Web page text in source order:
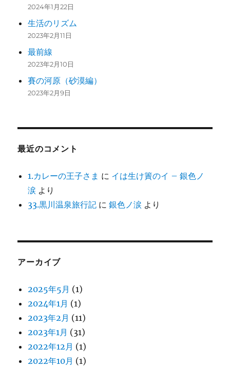
2024年1月22日
生活のリズム
2023年2月11日
最前線
2023年2月10日
賽の河原（砂漠編）
2023年2月9日
最近のコメント
1.カレーの王子さま に イは生け簀のイ – 銀色ノ
涙 より
33.黒川温泉旅行記 に銀色ノ涙 より
アーカイブ
2025年5月 (1)
2024年1月 (1)
2023年2月 (11)
2023年1月 (31)
2022年12月 (1)
2022年10月 (1)